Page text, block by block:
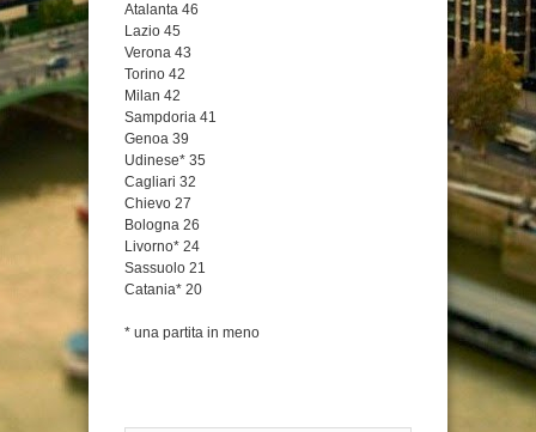
Atalanta 46
Lazio 45
Verona 43
Torino 42
Milan 42
Sampdoria 41
Genoa 39
Udinese* 35
Cagliari 32
Chievo 27
Bologna 26
Livorno* 24
Sassuolo 21
Catania* 20
* una partita in meno